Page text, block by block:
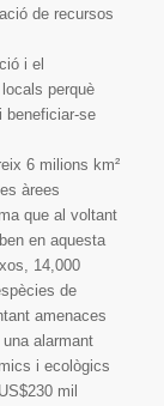
de recursos
i el
perquè
beneficiar-se
6 milions km²
àrees
que al voltant
en aquesta
14,000
de
amenaces
alarmant
i ecològics
mil